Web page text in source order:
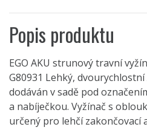
Popis produktu
EGO AKU strunový travní
G80931 Lehký, dvourychlostní
dodáván v sadě pod
a nabíječkou. Vyžínač s
určený pro lehčí zakončovací